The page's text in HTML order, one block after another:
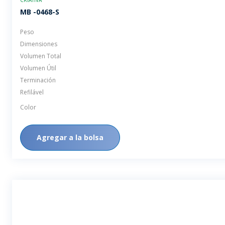
MB -0468-S
Peso
Dimensiones
Volumen Total
Volumen Útil
Terminación
Refilável
Color
Agregar a la bolsa